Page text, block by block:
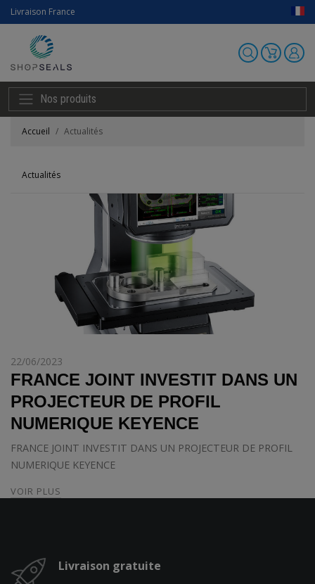
Livraison France
Nos produits
Accueil Actualités
Actualités
22/06/2023
FRANCE JOINT INVESTIT DANS UN
PROJECTEUR DE PROFIL
NUMERIQUE KEYENCE
FRANCE JOINT INVESTIT DANS UN PROJECTEUR DE PROFIL
NUMERIQUE KEYENCE
VOIR PLUS
Livraison gratuite